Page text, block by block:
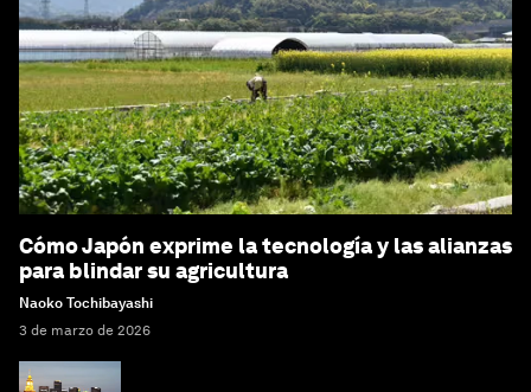
Cómo Japón exprime la tecnología y las alianzas
para blindar su agricultura
Naoko Tochibayashi
3 de marzo de 2026